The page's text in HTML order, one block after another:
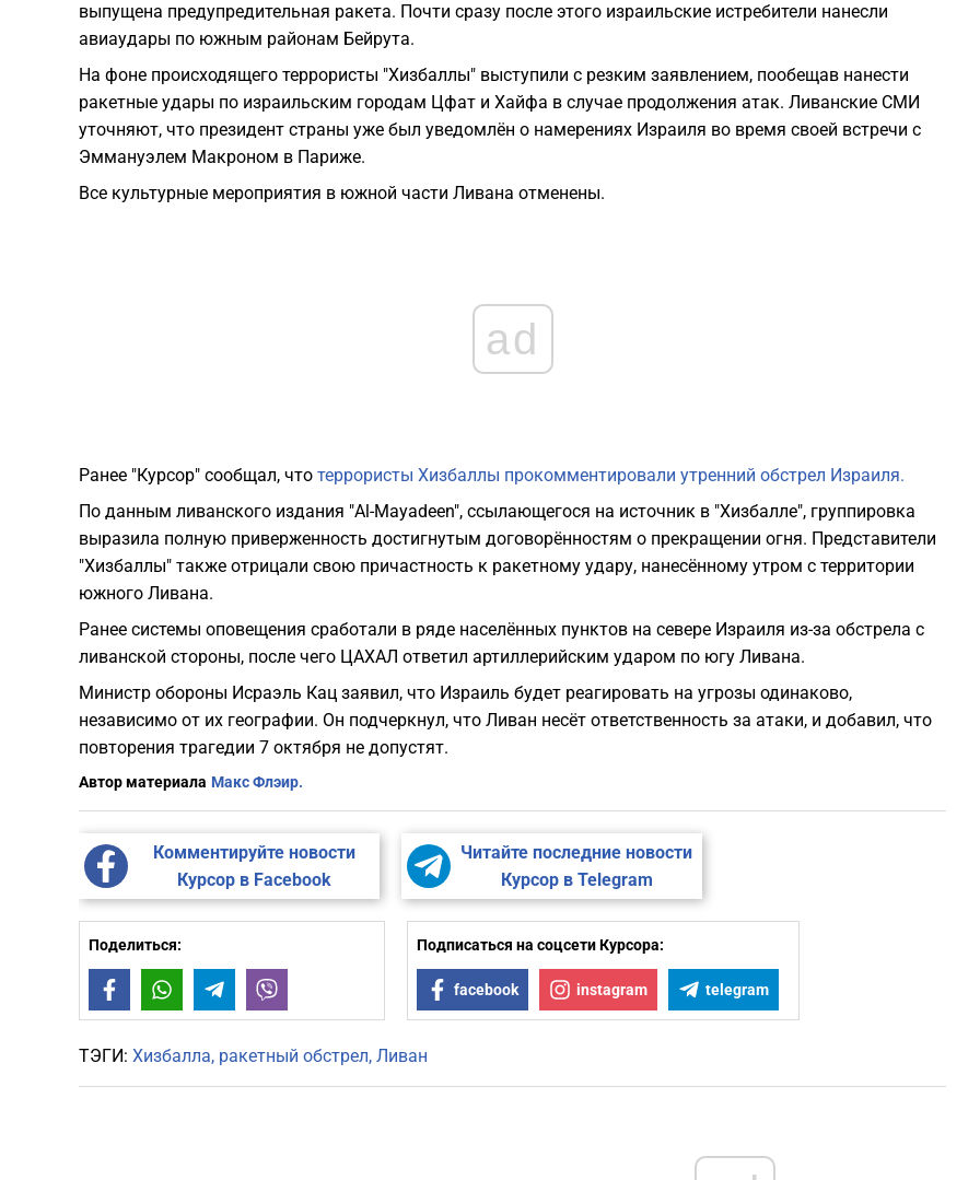
выпущена предупредительная ракета. Почти сразу после этого израильские истребители нанесли
авиаудары по южным районам Бейрута.
На фоне происходящего террористы "Хизбаллы" выступили с резким заявлением, пообещав нанести
ракетные удары по израильским городам Цфат и Хайфа в случае продолжения атак. Ливанские СМИ
уточняют, что президент страны уже был уведомлён о намерениях Израиля во время своей встречи с
Эммануэлем Макроном в Париже.
Все культурные мероприятия в южной части Ливана отменены.
ad
Ранее "Курсор" сообщал, что террористы Хизбаллы прокомментировали утренний обстрел Израиля.
По данным ливанского издания "Al-Mayadeen", ссылающегося на источник в "Хизбалле", группировка
выразила полную приверженность достигнутым договорённостям о прекращении огня. Представители
"Хизбаллы" также отрицали свою причастность к ракетному удару, нанесённому утром с территории
южного Ливана.
Ранее системы оповещения сработали в ряде населённых пунктов на севере Израиля из-за обстрела с
ливанской стороны, после чего ЦАХАЛ ответил артиллерийским ударом по югу Ливана.
Министр обороны Исраэль Кац заявил, что Израиль будет реагировать на угрозы одинаково,
независимо от их географии. Он подчеркнул, что Ливан несёт ответственность за атаки, и добавил, что
повторения трагедии 7 октября не допустят.
Автор материала Макс Флэир.
Комментируйте новости
Курсор в Facebook
Читайте последние новости
Курсор в Telegram
Поделиться:
FacebookWhatsAppTelegram
Подписаться на соцсети Курсора:
facebook instagram telegram
ТЭГИ: Хизбалла ракетный обстрел Ливан